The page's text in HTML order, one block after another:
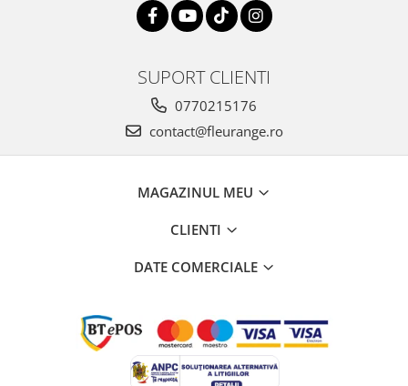
SUPORT CLIENTI
0770215176
contact@fleurange.ro
MAGAZINUL MEU
CLIENTI
DATE COMERCIALE